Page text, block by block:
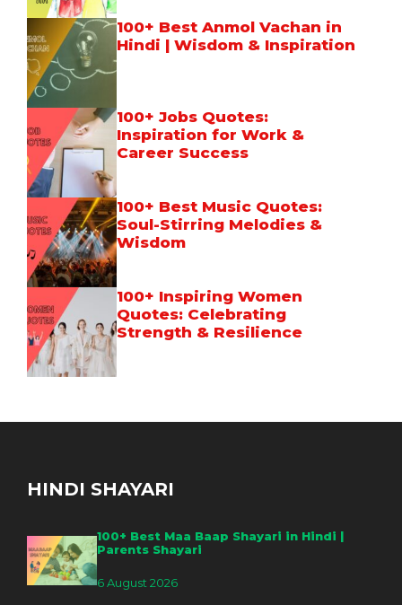
100+ Best Anmol Vachan in
Hindi | Wisdom & Inspiration
100+ Jobs Quotes:
Inspiration for Work &
Career Success
100+ Best Music Quotes:
Soul-Stirring Melodies &
Wisdom
100+ Inspiring Women
Quotes: Celebrating
Strength & Resilience
HINDI SHAYARI
100+ Best Maa Baap Shayari in Hindi |
Parents Shayari
6 August 2026